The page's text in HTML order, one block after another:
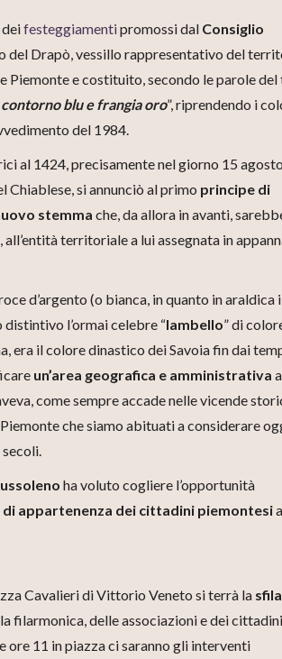
festeggiamentipromossi dal Consiglio
del Drapò, vessillo rappresentativo del
e costituito, secondo le parole del
blu e frangia oro”, riprendendo i
del 1984.
al 1424, precisamente nel giorno 15
Chiablese, si annunciò al primo principe di
stemma che, da allora in avanti,
territoriale a lui assegnata in
d’argento (o bianca, in quanto in araldica
l’ormai celebre “lambello” di
era il colore dinastico dei Savoia fin dai
un’area geografica e amministrativa
come sempre accade nelle vicende
che siamo abituati a considerare
ha voluto cogliere l’opportunità
di appartenenza dei cittadini piemontesi
Cavalieri di Vittorio Veneto si terrà la
filarmonica, delle associazioni e dei
ore 11 in piazza ci saranno gli interventi